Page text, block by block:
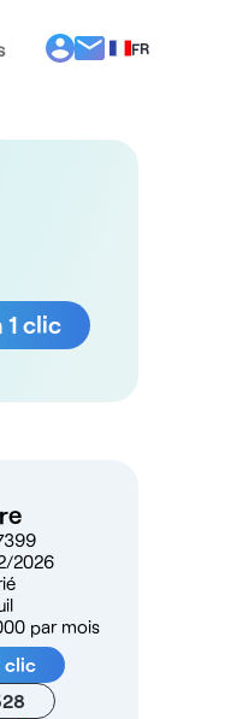
FR
ES
1 clic
2026
par mois
clic